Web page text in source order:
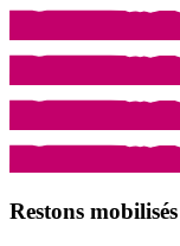
Restons mobilisés